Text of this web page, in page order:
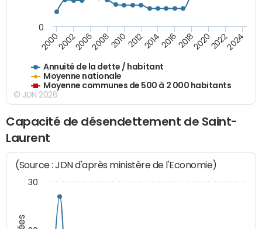
Annuité de la dette / habitant
Moyenne nationale
Moyenne communes de 500 à 2 000 habitants
200020022006200820102012201420162018202020222024
0
© JDN 2026
Capacité de désendettement de Saint-
Laurent
(Source : JDN d'après ministère de l'Economie)
30